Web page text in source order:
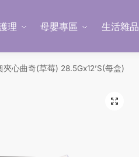
理 母嬰專區 生活雜品
夾心曲奇(草莓) 28.5Gx12’S(每盒)